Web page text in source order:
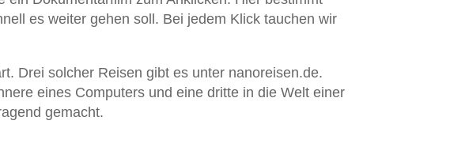
es weiter gehen soll. Bei jedem Klick tauchen wir
Drei solcher Reisen gibt es unter nanoreisen.de.
eines Computers und eine dritte in die Welt einer
gemacht.